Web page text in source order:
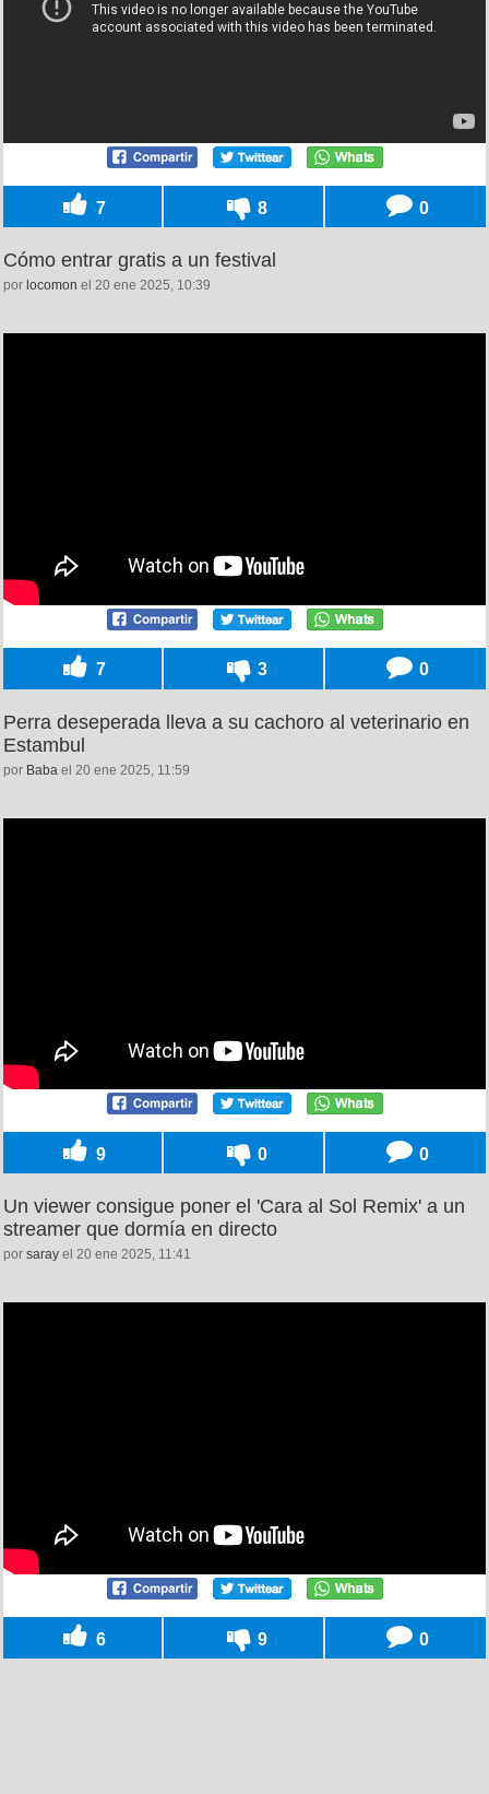
7 8 0
Cómo entrar gratis a un festival
por locomon el 20 ene 2025, 10:39
7 3 0
Perra deseperada lleva a su cachoro al veterinario en
Estambul
por Baba el 20 ene 2025, 11:59
9 0 0
Un viewer consigue poner el 'Cara al Sol Remix' a un
streamer que dormía en directo
por saray el 20 ene 2025, 11:41
6 9 0